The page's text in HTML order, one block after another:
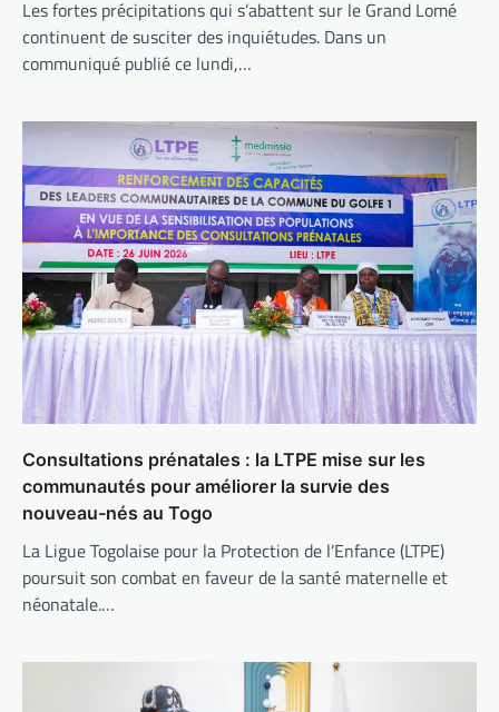
Les fortes précipitations qui s’abattent sur le Grand Lomé
continuent de susciter des inquiétudes. Dans un
communiqué publié ce lundi,…
Consultations prénatales : la LTPE mise sur les
communautés pour améliorer la survie des
nouveau-nés au Togo
La Ligue Togolaise pour la Protection de l’Enfance (LTPE)
poursuit son combat en faveur de la santé maternelle et
néonatale.…